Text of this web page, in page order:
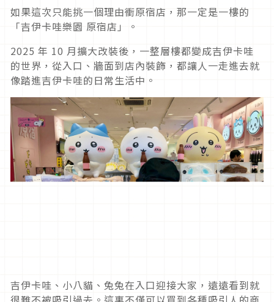
如果這次只能挑一個理由衝原宿店，那一定是一樓的
「吉伊卡哇樂園 原宿店」。
2025 年 10 月擴大改裝後，一整層樓都變成吉伊卡哇
的世界，從入口、牆面到店內裝飾，都讓人一走進去就
像踏進吉伊卡哇的日常生活中。
吉伊卡哇、小八貓、兔兔在入口迎接大家，遠遠看到就